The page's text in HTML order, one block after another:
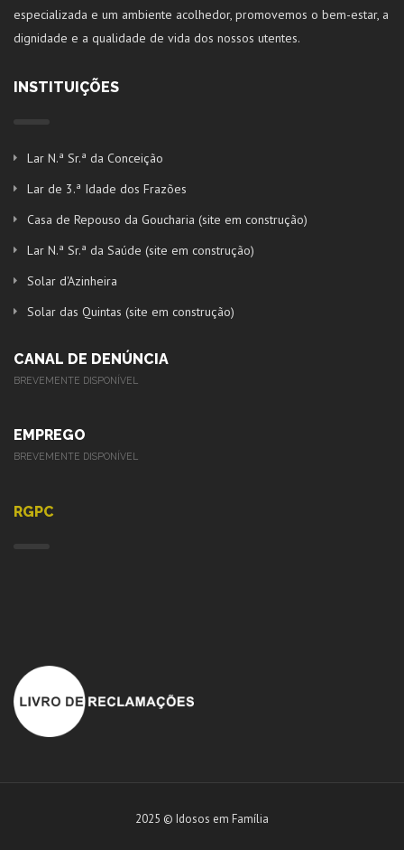
especializada e um ambiente acolhedor, promovemos o bem-estar, a
dignidade e a qualidade de vida dos nossos utentes.
INSTITUIÇÕES
Lar N.ª Sr.ª da Conceição
Lar de 3.ª Idade dos Frazões
Casa de Repouso da Goucharia (site em construção)
Lar N.ª Sr.ª da Saúde (site em construção)
Solar d'Azinheira
Solar das Quintas (site em construção)
CANAL DE DENÚNCIA
BREVEMENTE DISPONÍVEL
EMPREGO
BREVEMENTE DISPONÍVEL
RGPC
2025 © Idosos em Família